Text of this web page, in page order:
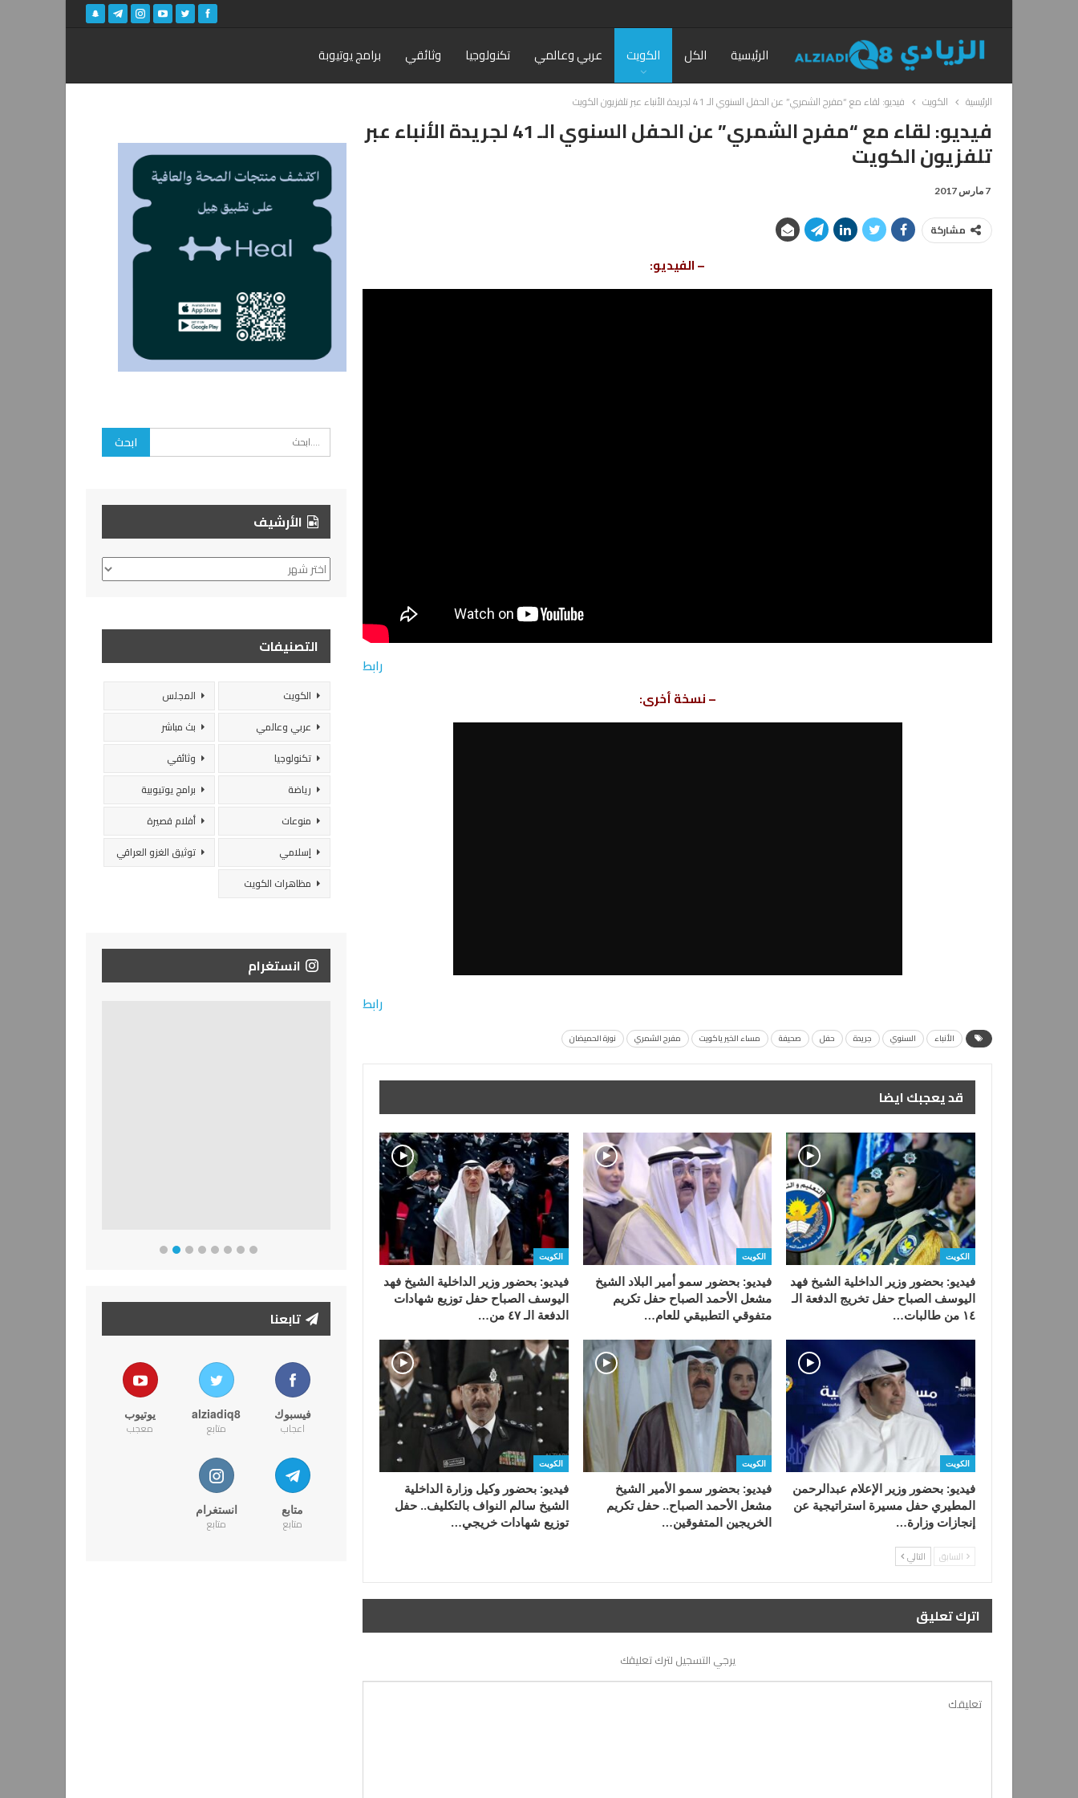
الرئيسية الكل الكويت عربي وعالمي تكنولوجيا وثائقي برامج يوتيوبة
الرئيسية الكويت فيديو: لقاء مع “مفرح الشمري” عن الحفل السنوي الـ 41 لجريدة الأنباء عبر تلفزيون الكويت
فيديو: لقاء مع “مفرح الشمري” عن الحفل السنوي الـ 41 لجريدة الأنباء عبر
تلفزيون الكويت
7 مارس 2017
مشاركة
– الفيديو:
رابط
– نسخة أخرى:
رابط
الأنباء السنوي جريدة حفل صحيفة مساء الخير ياكويت مفرح الشمري نورة الحميضان
قد يعجبك ايضا
الكويت
فيديو: بحضور وزير الداخلية الشيخ فهد
اليوسف الصباح حفل تخريج الدفعة الـ
١٤ من طالبات…
الكويت
فيديو: بحضور سمو أمير البلاد الشيخ
مشعل الأحمد الصباح حفل تكريم
متفوقي التطبيقي للعام…
الكويت
فيديو: بحضور وزير الداخلية الشيخ فهد
اليوسف الصباح حفل توزيع شهادات
الدفعة الـ ٤٧ من…
الكويت
فيديو: بحضور وزير الإعلام عبدالرحمن
المطيري حفل مسيرة استراتيجية عن
إنجازات وزارة…
الكويت
فيديو: بحضور سمو الأمير الشيخ
مشعل الأحمد الصباح.. حفل تكريم
الخريجين المتفوقين…
الكويت
فيديو: بحضور وكيل وزارة الداخلية
الشيخ سالم النواف بالتكليف.. حفل
توزيع شهادات خريجي…
السابق التالي
اترك تعليق
يرجي التسجيل لترك تعليقك
الأرشيف
الأرشيف
التصنيفات
الكويت
المجلس
عربي وعالمي
بث مباشر
تكنولوجيا
وثائقي
رياضة
برامج يوتيوبية
منوعات
أفلام قصيرة
إسلامي
توثيق الغزو العراقي
مظاهرات الكويت
انستغرام
تابعنا
فيسبوك
اعجاب
alziadiq8
متابع
يوتيوب
معجب
متابع
متابع
انستغرام
متابع